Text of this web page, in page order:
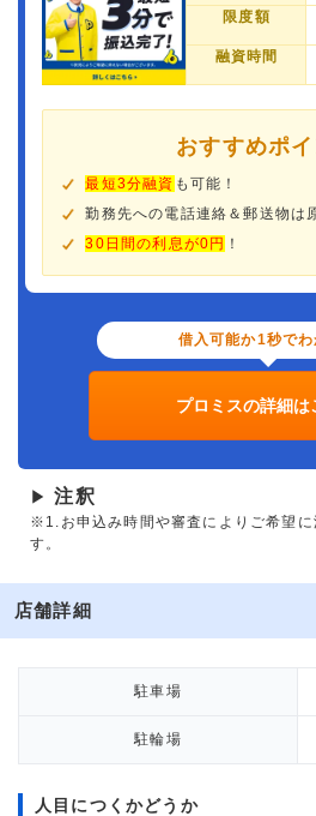
限度額
融資時間
おすすめポイ
最短3分融資 も可能！
勤務先への電話連絡＆郵送物は
30日間の利息が0円 ！
借入可能か1秒で
プロミスの詳細は
▶ 注釈
※1.お申込み時間や審査によりご希望に
す。
店舗詳細
駐車場
駐輪場
人目につくかどうか